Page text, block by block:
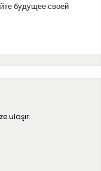
будущее своей
ulaşır.